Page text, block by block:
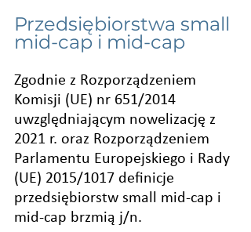
Przedsiębiorstwa small
mid-cap i mid-cap
Zgodnie z Rozporządzeniem
Komisji (UE) nr 651/2014
uwzględniającym nowelizację z
2021 r. oraz Rozporządzeniem
Parlamentu Europejskiego i Rady
(UE) 2015/1017 definicje
przedsiębiorstw small mid-cap i
mid-cap brzmią j/n.